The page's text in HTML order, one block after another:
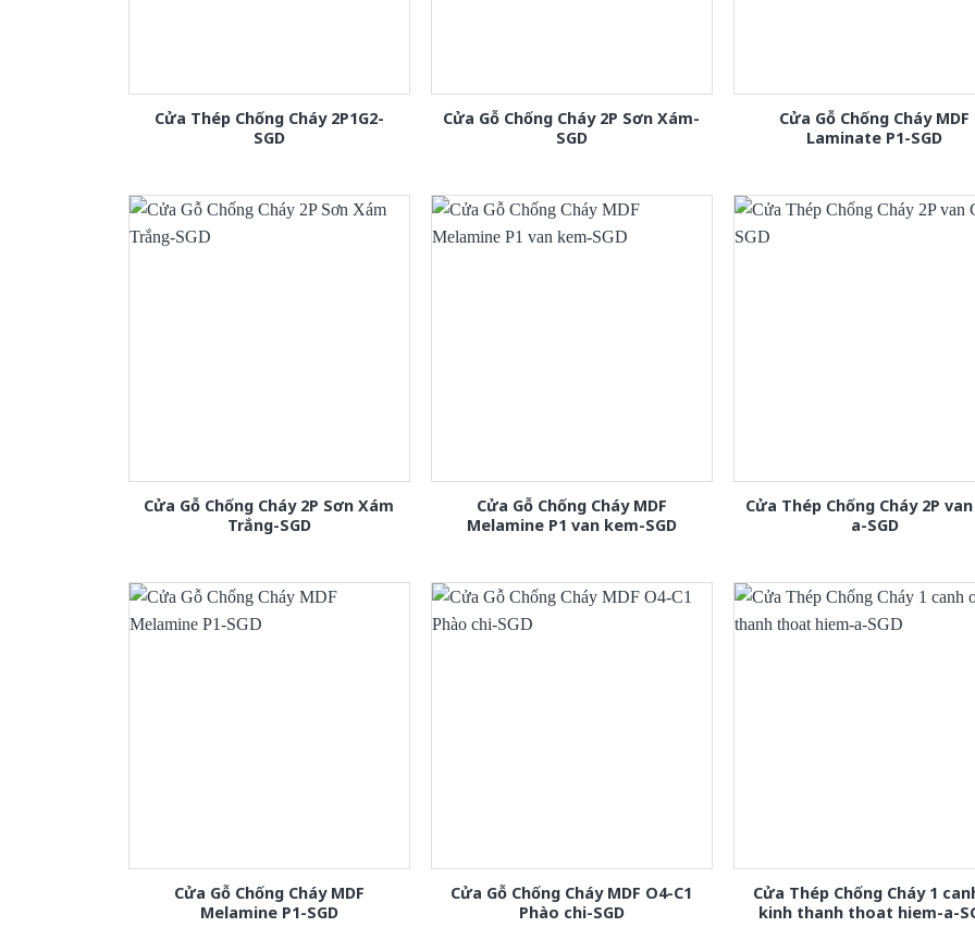
Cửa Thép Chống Cháy 2P1G2-
SGD
Cửa Gỗ Chống Cháy 2P Sơn Xám-
SGD
Cửa Gỗ Chống Cháy MDF
Laminate P1-SGD
Cửa Gỗ Chống Cháy 2P Sơn Xám
Trắng-SGD
Cửa Gỗ Chống Cháy MDF
Melamine P1 van kem-SGD
Cửa Thép Chống Cháy 2P
a-SGD
Cửa Gỗ Chống Cháy MDF
Melamine P1-SGD
Cửa Gỗ Chống Cháy MDF O4-C1
Phào chi-SGD
Cửa Thép Chống Cháy 1
kinh thanh thoat hiem-a-